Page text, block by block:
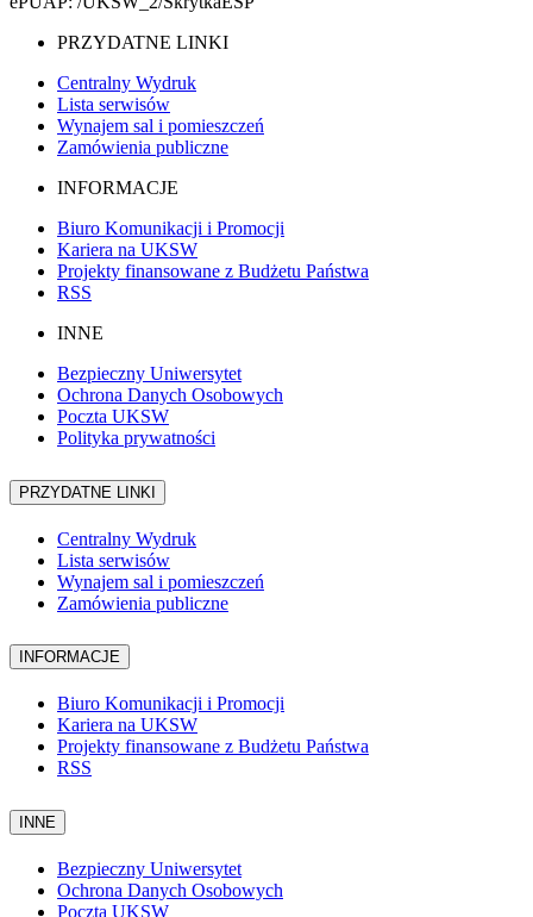
PRZYDATNE LINKI
Centralny Wydruk
Lista serwisów
Wynajem sal i pomieszczeń
Zamówienia publiczne
INFORMACJE
Biuro Komunikacji i Promocji
Kariera na UKSW
Projekty finansowane z Budżetu Państwa
RSS
INNE
Bezpieczny Uniwersytet
Ochrona Danych Osobowych
Poczta UKSW
Polityka prywatności
PRZYDATNE LINKI
Centralny Wydruk
Lista serwisów
Wynajem sal i pomieszczeń
Zamówienia publiczne
INFORMACJE
Biuro Komunikacji i Promocji
Kariera na UKSW
Projekty finansowane z Budżetu Państwa
RSS
INNE
Bezpieczny Uniwersytet
Ochrona Danych Osobowych
Poczta UKSW